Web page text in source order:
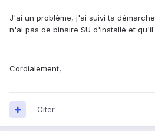
J'ai un problème, j'ai suivi ta
n'ai pas de binaire SU d'installé et
Cordialement,
Citer